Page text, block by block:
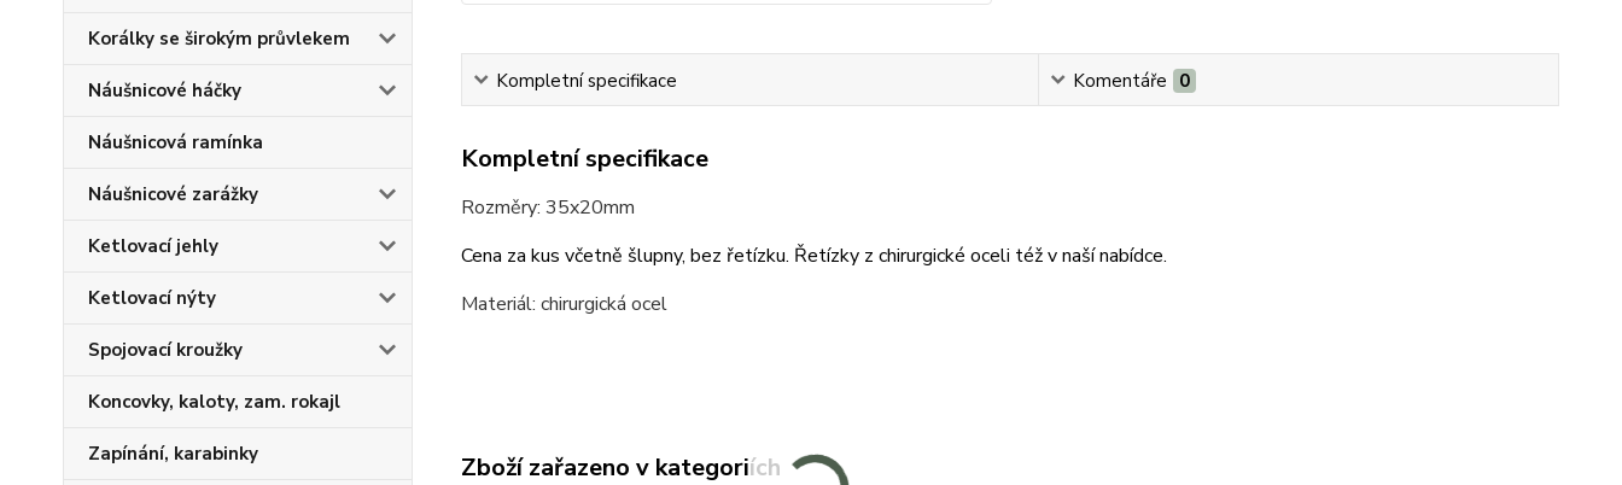
Korálky se širokým průvlekem
Náušnicové háčky
Náušnicová ramínka
Náušnicové zarážky
Ketlovací jehly
Ketlovací nýty
Spojovací kroužky
Koncovky, kaloty, zam. rokajl
Zapínání, karabinky
Kompletní specifikace Komentáře 0
Kompletní specifikace
Rozměry: 35x20mm
Cena za kus včetně šlupny, bez řetízku. Řetízky z chirurgické oceli též v naší nabídce.
Materiál: chirurgická ocel
Zboží zařazeno v kategoriích